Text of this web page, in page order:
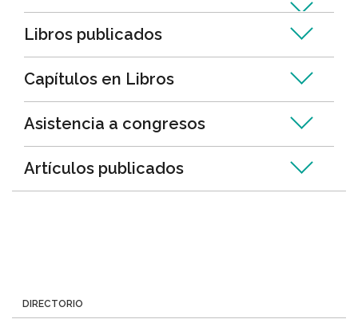
Libros publicados
Capítulos en Libros
Asistencia a congresos
Artículos publicados
Menú
DIRECTORIO